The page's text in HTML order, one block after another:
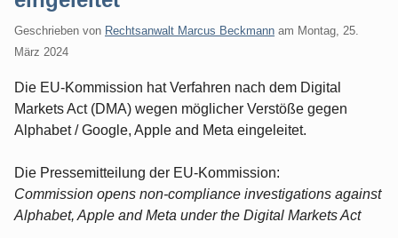
Geschrieben von Rechtsanwalt Marcus Beckmann am Montag, 25.
März 2024
Die EU-Kommission hat Verfahren nach dem Digital
Markets Act (DMA) wegen möglicher Verstöße gegen
Alphabet / Google, Apple and Meta eingeleitet.
Die Pressemitteilung der EU-Kommission:
Commission opens non-compliance investigations against
Alphabet, Apple and Meta under the Digital Markets Act